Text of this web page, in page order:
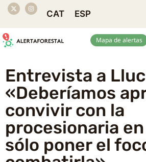
CAT ESP
Mapa de alertas
Entrevista a
«Deberíamos
convivir con la
procesionaria
sólo poner el